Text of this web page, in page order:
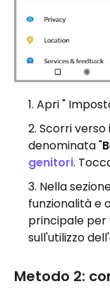
Apri "
Scorri verso
denominata "
genitori.
Nella
funzionalità e
principale per
sull'utilizzo
Metodo 2: